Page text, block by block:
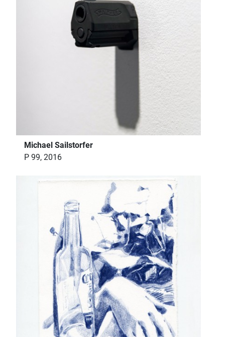
Michael Sailstorfer
P 99, 2016